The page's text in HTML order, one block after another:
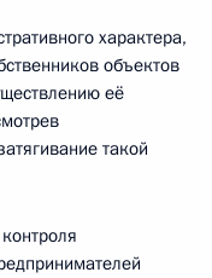
характера,
объектов
её
такой